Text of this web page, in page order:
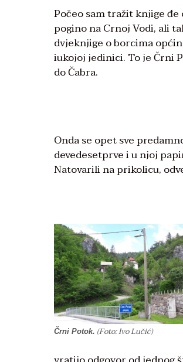
Počeo sam tražit knjige
pogino na Crnoj Vodi, ali
dvjeknjige o borcima
iukojoj jedinici. To je Črni
do Čabra.
Onda se opet sve
devedesetprve i u njoj
Natovarili na prikolicu,
Črni Potok. (Foto: Ivo Lučić)